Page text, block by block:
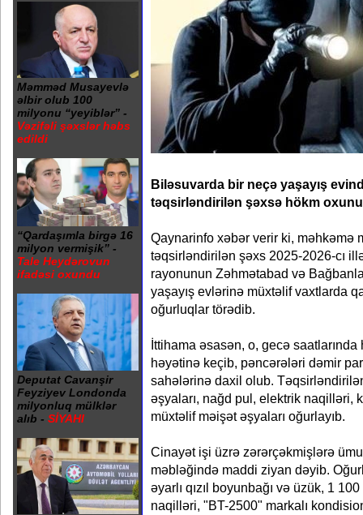
Məmməd Musayevlə
əlbir olub 100
milyonu “yeyiblər” -
Vəzifəli şəxslər həbs
edildi
“Qardaşımla birgə 16
milyon vermişik” -
Tale Heydərovun
ifadəsi oxundu
Deputat Cavanşir
Feyziyev Londonda
milyonluq mülklər
alıb - SİYAHI
Biləsuvarda bir neçə yaşayış
təqsirləndirilən şəxsə hökm
Qaynarinfo xəbər verir ki, məhkəmə
təqsirləndirilən şəxs 2025-2026-cı
rayonunun Zəhmətabad və
yaşayış evlərinə müxtəlif vaxtlarda
oğurluqlar törədib.
İttihama əsasən, o, gecə
həyətinə keçib, pəncərələri dəmir
sahələrinə daxil olub.
əşyaları, nağd pul, elektrik naqilləri,
müxtəlif məişət əşyaları oğurlayıb.
Cinayət işi üzrə zərərçəkmişlərə
məbləğində maddi ziyan dəyib.
əyarlı qızıl boyunbağı və üzük, 1
naqilləri, "BT-2500" markalı